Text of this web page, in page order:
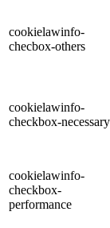
cookielawinfo-
checbox-others
cookielawinfo-
checkbox-necessary
cookielawinfo-
checkbox-
performance